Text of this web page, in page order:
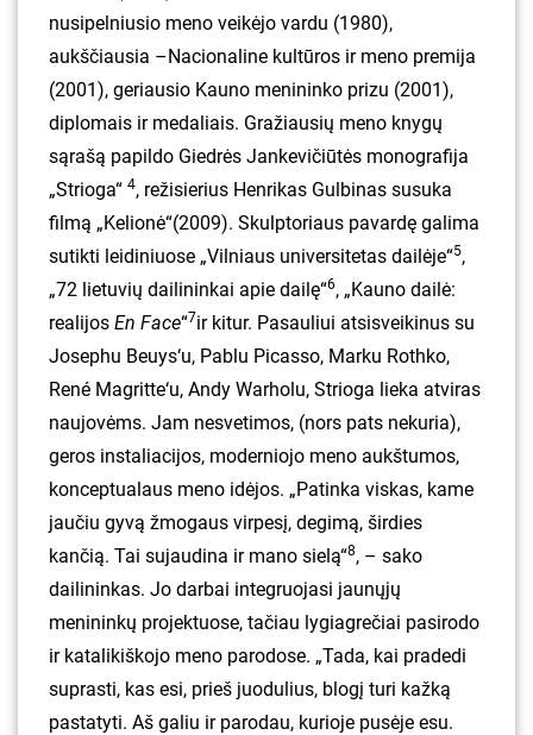
nusipelniusio meno veikėjo vardu (1980),
aukščiausia –Nacionaline kultūros ir meno premija
(2001), geriausio Kauno menininko prizu (2001),
diplomais ir medaliais. Gražiausių meno knygų
sąrašą papildo Giedrės Jankevičiūtės monografija
„Strioga“ 4, režisierius Henrikas Gulbinas susuka
filmą „Kelionė“(2009). Skulptoriaus pavardę galima
sutikti leidiniuose „Vilniaus universitetas dailėje“5,
„72 lietuvių dailininkai apie dailę“6, „Kauno dailė:
realijos En Face“7ir kitur. Pasauliui atsisveikinus su
Josephu Beuys‘u, Pablu Picasso, Marku Rothko,
René Magritte‘u, Andy Warholu, Strioga lieka atviras
naujovėms. Jam nesvetimos, (nors pats nekuria),
geros instaliacijos, moderniojo meno aukštumos,
konceptualaus meno idėjos. „Patinka viskas, kame
jaučiu gyvą žmogaus virpesį, degimą, širdies
kančią. Tai sujaudina ir mano sielą“8, – sako
dailininkas. Jo darbai integruojasi jaunųjų
menininkų projektuose, tačiau lygiagrečiai pasirodo
ir katalikiškojo meno parodose. „Tada, kai pradedi
suprasti, kas esi, prieš juodulius, blogį turi kažką
pastatyti. Aš galiu ir parodau, kurioje pusėje esu.